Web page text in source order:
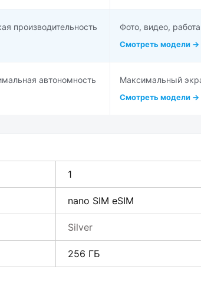
производительность Фото, видео,
Смотреть модели →
автономность Максимальный
Смотреть модели →
1
nano SIM eSIM
Silver
256 ГБ